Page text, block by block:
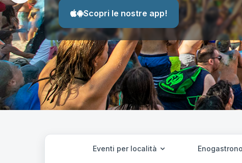
Scopri le nostre app!
Eventi per località